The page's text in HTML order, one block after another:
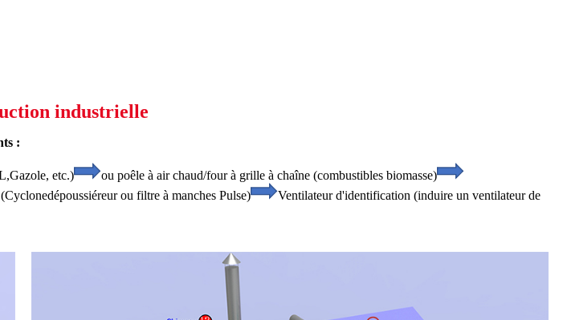
industrielle
:
Gazole, etc.)
ou poêle à air chaud/four à grille à chaîne (combustibles biomasse)
dépoussiéreur ou filtre à manches Pulse)
Ventilateur d'identification (induire un ventilateur de